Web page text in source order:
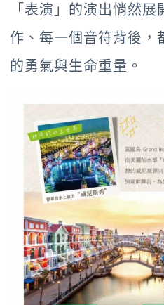
「表演」的演出悄然
作、每一個音符背後，
的勇氣與生命重量。